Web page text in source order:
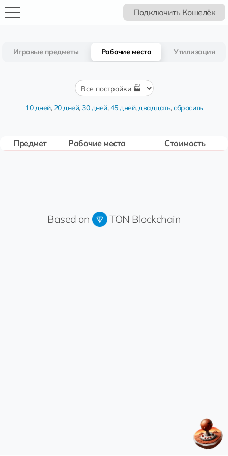
Подключить Кошелёк
Игровые предметы Рабочие места Утилизация
10 дней, 20 дней,30 дней,45 дней,двадцать,сбросить
Предмет Рабочие места Стоимость
Based on TON Blockchain